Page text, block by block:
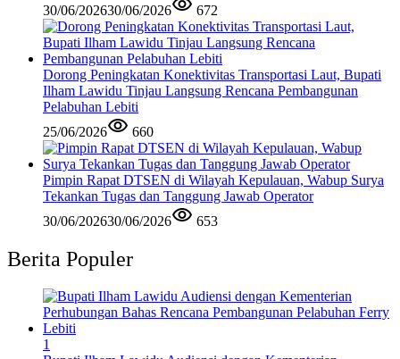
30/06/202630/06/2026 672
Dorong Peningkatan Konektivitas Transportasi Laut, Bupati
Ilham Lawidu Tinjau Langsung Rencana Pembangunan
Pelabuhan Lebiti
25/06/2026
660
Pimpin Rapat DTSEN di Wilayah Kepulauan, Wabup Surya
Tekankan Tugas dan Tanggung Jawab Operator
30/06/202630/06/2026 653
Berita Populer
1